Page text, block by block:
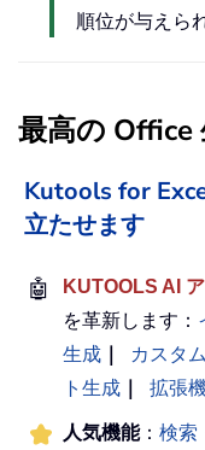
順位が与えら
最高の Office
Kutools for
立たせます
🤖 KUTOOLS AI
を革新します：
生成
カスタ
ト生成
拡張
人気機能： 検索